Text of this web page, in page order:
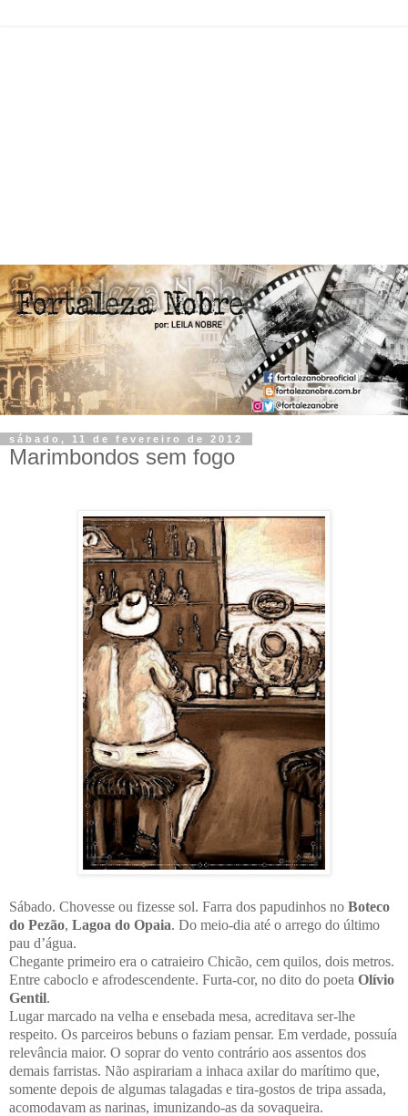
sábado, 11 de fevereiro de 2012
Marimbondos sem fogo
Sábado. Chovesse ou fizesse sol. Farra dos papudinhos no Boteco
do Pezão, Lagoa do Opaia. Do meio-dia até o arrego do último
pau d’água.
Chegante primeiro era o catraieiro Chicão, cem quilos, dois metros.
Entre caboclo e afrodescendente. Furta-cor, no dito do poeta Olívio
Gentil.
Lugar marcado na velha e ensebada mesa, acreditava ser-lhe
respeito. Os parceiros bebuns o faziam pensar. Em verdade, possuía
relevância maior. O soprar do vento contrário aos assentos dos
demais farristas. Não aspirariam a inhaca axilar do marítimo que,
somente depois de algumas talagadas e tira-gostos de tripa assada,
acomodavam as narinas, imunizando-as da sovaqueira.